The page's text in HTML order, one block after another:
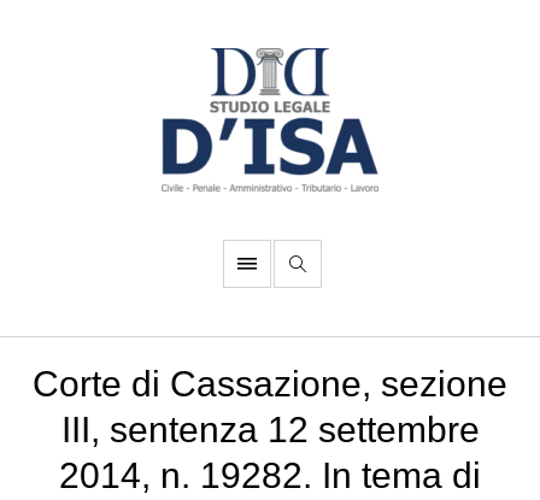
Corte di Cassazione, sezione
III, sentenza 12 settembre
2014, n. 19282. In tema di